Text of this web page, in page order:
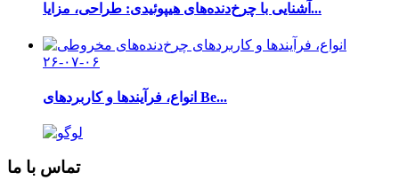
آشنایی با چرخ‌دنده‌های هیپوئیدی: طراحی، مزایا...
۲۶-۰۷-۰۶
انواع، فرآیندها و کاربردهای Be...
تماس با ما